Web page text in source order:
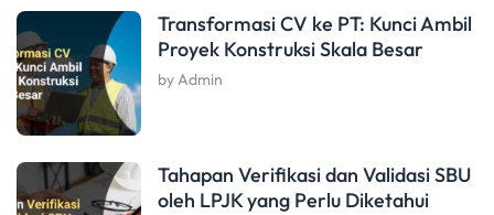
Transformasi CV ke PT: Kunci Ambil
Proyek Konstruksi Skala Besar
by Admin
Tahapan Verifikasi dan Validasi SBU
oleh LPJK yang Perlu Diketahui